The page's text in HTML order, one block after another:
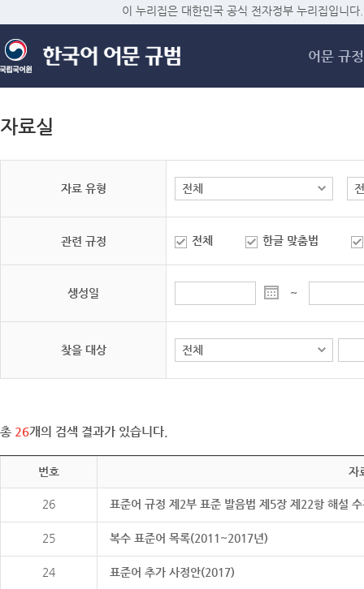
메
이 누리집은 대한민국 공식 전자정부 누리집입니다.
어문 규정
자료실
자료 유형
관련 규정 전체 한글 맞춤법
생성일 ~
찾을 대상
총 26개의 검색 결과가 있습니다.
번호 자
26 표준어 규정 제2부 표준 발음법 제5장 제22항 해설
25 복수 표준어 목록(2011~2017년)
24 표준어 추가 사정안(2017)